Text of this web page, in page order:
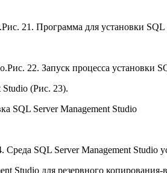
Рис. 21. Программа для установки SQL
Рис. 22. Запуск процесса установки
Studio (Рис. 23).
SQL Server Management Studio
Среда SQL Server Management Studio
Studio для резервного